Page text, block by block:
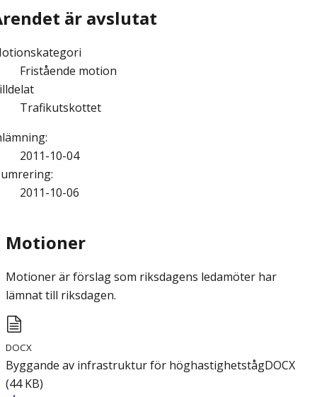
är avslutat
Fristående motion
Trafikutskottet
:
2011-10-04
:
2011-10-06
Motioner
Motioner är förslag som riksdagens ledamöter har
lämnat till riksdagen.
DOCX
Byggande av infrastruktur för höghastighetstågDOCX
(44 KB)